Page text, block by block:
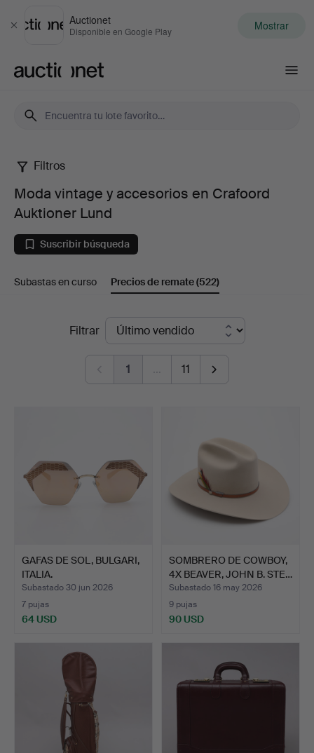
Cerrar
Auctionet
Disponible en Google Play Mostrar
Moda
vintage
accesorios
Crafoord
Auktioner
Filtros
Moda vintage y accesorios en Crafoord
Auktioner Lund
Suscribir búsqueda
Subastas en curso Precios de remate(522)
Filtrar
1 … 11
GAFAS DE SOL, BULGARI,
ITALIA.
Subastado 30 jun 2026
7 pujas
64 USD
SOMBRERO DE COWBOY,
4X BEAVER, JOHN B. STE…
Subastado 16 may 2026
9 pujas
90 USD